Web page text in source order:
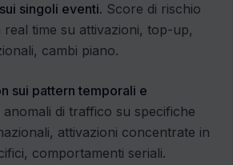
singoli eventi. Score di rischio
time su attivazioni, top-up,
cambi piano.
sui pattern temporali e
anomali di traffico su specifiche
attivazioni concentrate in
comportamenti seriali.